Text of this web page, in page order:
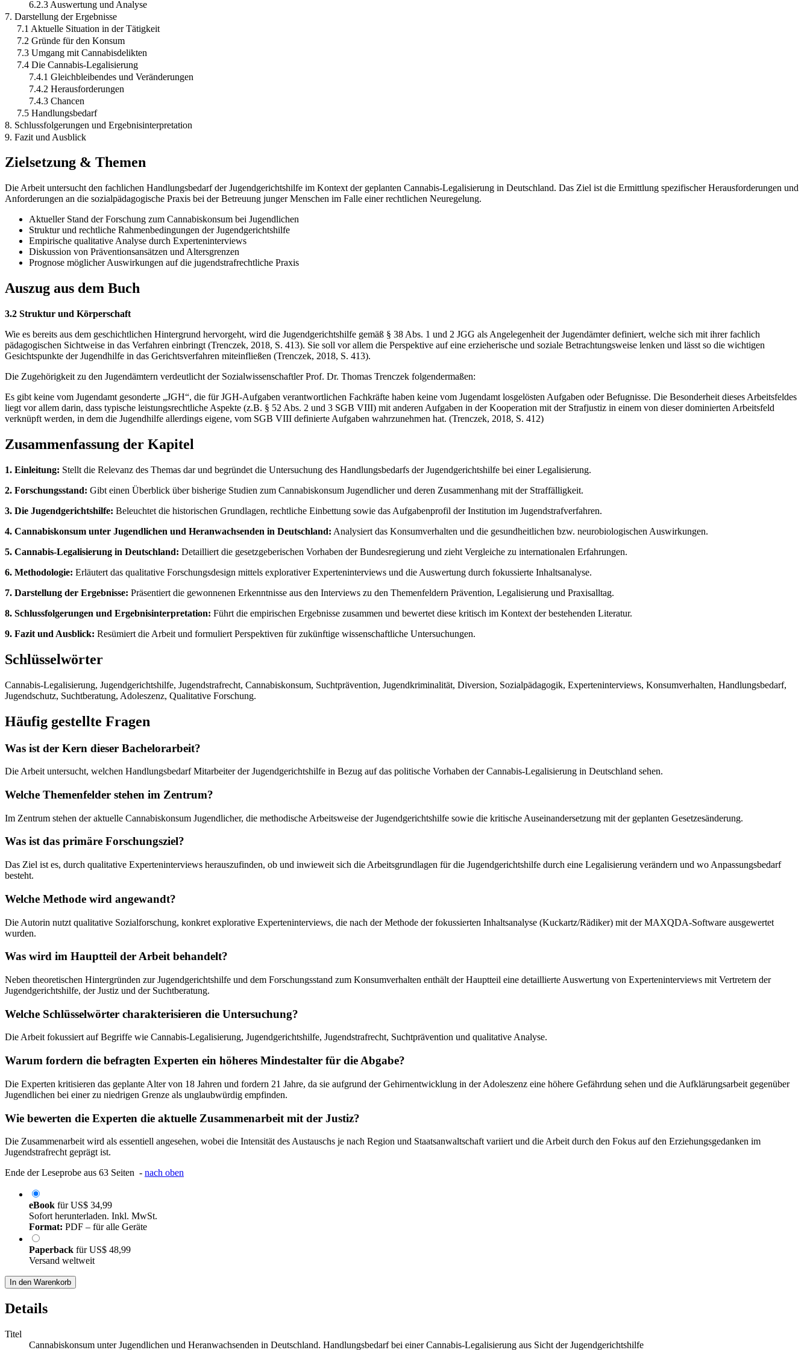
6.2.3 Auswertung und Analyse
7. Darstellung der Ergebnisse
7.1 Aktuelle Situation in der Tätigkeit
7.2 Gründe für den Konsum
7.3 Umgang mit Cannabisdelikten
7.4 Die Cannabis-Legalisierung
7.4.1 Gleichbleibendes und Veränderungen
7.4.2 Herausforderungen
7.4.3 Chancen
7.5 Handlungsbedarf
8. Schlussfolgerungen und Ergebnisinterpretation
9. Fazit und Ausblick
Zielsetzung & Themen
Die Arbeit untersucht den fachlichen Handlungsbedarf der Jugendgerichtshilfe im Kontext der geplanten Cannabis-Legalisierung in Deutschland. Das Ziel ist die Ermittlung spezifischer Herausforderungen und
Anforderungen an die sozialpädagogische Praxis bei der Betreuung junger Menschen im Falle einer rechtlichen Neuregelung.
Aktueller Stand der Forschung zum Cannabiskonsum bei Jugendlichen
Struktur und rechtliche Rahmenbedingungen der Jugendgerichtshilfe
Empirische qualitative Analyse durch Experteninterviews
Diskussion von Präventionsansätzen und Altersgrenzen
Prognose möglicher Auswirkungen auf die jugendstrafrechtliche Praxis
Auszug aus dem Buch
3.2 Struktur und Körperschaft
Wie es bereits aus dem geschichtlichen Hintergrund hervorgeht, wird die Jugendgerichtshilfe gemäß § 38 Abs. 1 und 2 JGG als Angelegenheit der Jugendämter definiert, welche sich mit ihrer fachlich
pädagogischen Sichtweise in das Verfahren einbringt (Trenczek, 2018, S. 413). Sie soll vor allem die Perspektive auf eine erzieherische und soziale Betrachtungsweise lenken und lässt so die wichtigen
Gesichtspunkte der Jugendhilfe in das Gerichtsverfahren miteinfließen (Trenczek, 2018, S. 413).
Die Zugehörigkeit zu den Jugendämtern verdeutlicht der Sozialwissenschaftler Prof. Dr. Thomas Trenczek folgendermaßen:
Es gibt keine vom Jugendamt gesonderte „JGH“, die für JGH-Aufgaben verantwortlichen Fachkräfte haben keine vom Jugendamt losgelösten Aufgaben oder Befugnisse. Die Besonderheit dieses Arbeitsfeldes
liegt vor allem darin, dass typische leistungsrechtliche Aspekte (z.B. § 52 Abs. 2 und 3 SGB VIII) mit anderen Aufgaben in der Kooperation mit der Strafjustiz in einem von dieser dominierten Arbeitsfeld
verknüpft werden, in dem die Jugendhilfe allerdings eigene, vom SGB VIII definierte Aufgaben wahrzunehmen hat. (Trenczek, 2018, S. 412)
Zusammenfassung der Kapitel
1. Einleitung: Stellt die Relevanz des Themas dar und begründet die Untersuchung des Handlungsbedarfs der Jugendgerichtshilfe bei einer Legalisierung.
2. Forschungsstand: Gibt einen Überblick über bisherige Studien zum Cannabiskonsum Jugendlicher und deren Zusammenhang mit der Straffälligkeit.
3. Die Jugendgerichtshilfe: Beleuchtet die historischen Grundlagen, rechtliche Einbettung sowie das Aufgabenprofil der Institution im Jugendstrafverfahren.
4. Cannabiskonsum unter Jugendlichen und Heranwachsenden in Deutschland: Analysiert das Konsumverhalten und die gesundheitlichen bzw. neurobiologischen Auswirkungen.
5. Cannabis-Legalisierung in Deutschland: Detailliert die gesetzgeberischen Vorhaben der Bundesregierung und zieht Vergleiche zu internationalen Erfahrungen.
6. Methodologie: Erläutert das qualitative Forschungsdesign mittels explorativer Experteninterviews und die Auswertung durch fokussierte Inhaltsanalyse.
7. Darstellung der Ergebnisse: Präsentiert die gewonnenen Erkenntnisse aus den Interviews zu den Themenfeldern Prävention, Legalisierung und Praxisalltag.
8. Schlussfolgerungen und Ergebnisinterpretation: Führt die empirischen Ergebnisse zusammen und bewertet diese kritisch im Kontext der bestehenden Literatur.
9. Fazit und Ausblick: Resümiert die Arbeit und formuliert Perspektiven für zukünftige wissenschaftliche Untersuchungen.
Schlüsselwörter
Cannabis-Legalisierung, Jugendgerichtshilfe, Jugendstrafrecht, Cannabiskonsum, Suchtprävention, Jugendkriminalität, Diversion, Sozialpädagogik, Experteninterviews, Konsumverhalten, Handlungsbedarf,
Jugendschutz, Suchtberatung, Adoleszenz, Qualitative Forschung.
Häufig gestellte Fragen
Was ist der Kern dieser Bachelorarbeit?
Die Arbeit untersucht, welchen Handlungsbedarf Mitarbeiter der Jugendgerichtshilfe in Bezug auf das politische Vorhaben der Cannabis-Legalisierung in Deutschland sehen.
Welche Themenfelder stehen im Zentrum?
Im Zentrum stehen der aktuelle Cannabiskonsum Jugendlicher, die methodische Arbeitsweise der Jugendgerichtshilfe sowie die kritische Auseinandersetzung mit der geplanten Gesetzesänderung.
Was ist das primäre Forschungsziel?
Das Ziel ist es, durch qualitative Experteninterviews herauszufinden, ob und inwieweit sich die Arbeitsgrundlagen für die Jugendgerichtshilfe durch eine Legalisierung verändern und wo Anpassungsbedarf
besteht.
Welche Methode wird angewandt?
Die Autorin nutzt qualitative Sozialforschung, konkret explorative Experteninterviews, die nach der Methode der fokussierten Inhaltsanalyse (Kuckartz/Rädiker) mit der MAXQDA-Software ausgewertet
wurden.
Was wird im Hauptteil der Arbeit behandelt?
Neben theoretischen Hintergründen zur Jugendgerichtshilfe und dem Forschungsstand zum Konsumverhalten enthält der Hauptteil eine detaillierte Auswertung von Experteninterviews mit Vertretern der
Jugendgerichtshilfe, der Justiz und der Suchtberatung.
Welche Schlüsselwörter charakterisieren die Untersuchung?
Die Arbeit fokussiert auf Begriffe wie Cannabis-Legalisierung, Jugendgerichtshilfe, Jugendstrafrecht, Suchtprävention und qualitative Analyse.
Warum fordern die befragten Experten ein höheres Mindestalter für die Abgabe?
Die Experten kritisieren das geplante Alter von 18 Jahren und fordern 21 Jahre, da sie aufgrund der Gehirnentwicklung in der Adoleszenz eine höhere Gefährdung sehen und die Aufklärungsarbeit gegenüber
Jugendlichen bei einer zu niedrigen Grenze als unglaubwürdig empfinden.
Wie bewerten die Experten die aktuelle Zusammenarbeit mit der Justiz?
Die Zusammenarbeit wird als essentiell angesehen, wobei die Intensität des Austauschs je nach Region und Staatsanwaltschaft variiert und die Arbeit durch den Fokus auf den Erziehungsgedanken im
Jugendstrafrecht geprägt ist.
Ende der Leseprobe aus 63 Seiten - nach oben
eBook fürUS$ 34,99
Sofort herunterladen. Inkl. MwSt.
Format: PDF – für alle Geräte
Paperback fürUS$ 48,99
Versand weltweit
In den Warenkorb
Details
Titel
Cannabiskonsum unter Jugendlichen und Heranwachsenden in Deutschland. Handlungsbedarf bei einer Cannabis-Legalisierung aus Sicht der Jugendgerichtshilfe